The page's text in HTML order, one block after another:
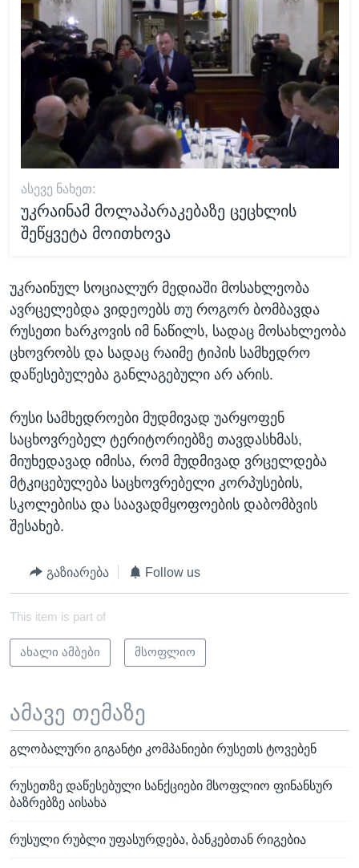
ᲐᲡᲔᲕᲔ ᲜᲐᲮᲔᲗ:
უკრაინამ მოლაპარაკებაზე ცეცხლის
შეწყვეტა მოითხოვა
უკრაინულ სოციალურ მედიაში მოსახლეობა
ავრცელებდა ვიდეოებს თუ როგორ ბომბავდა
რუსეთი ხარკოვის იმ ნაწილს, სადაც მოსახლეობა
ცხოვრობს და სადაც რაიმე ტიპის სამხედრო
დაწესებულება განლაგებული არ არის.
რუსი სამხედროები მუდმივად უარყოფენ
საცხოვრებელ ტერიტორიებზე თავდასხმას,
მიუხედავად იმისა, რომ მუდმივად ვრცელდება
მტკიცებულება საცხოვრებელი კორპუსების,
სკოლებისა და საავადმყოფოების დაბომბვის
შესახებ.
გაზიარება Follow us
This item is part of
ახალი ამბები მსოფლიო
ამავე თემაზე
გლობალური გიგანტი კომპანიები რუსეთს ტოვებენ
რუსეთზე დაწესებული სანქციები მსოფლიო ფინანსურ
ბაზრებზე აისახა
რუსული რუბლი უფასურდება, ბანკებთან რიგებია